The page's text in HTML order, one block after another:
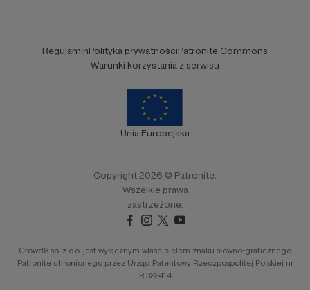
RegulaminPolityka prywatnościPatronite Commons
Warunki korzystania z serwisu
Unia Europejska
Copyright 2026 © Patronite.
Wszelkie prawa
zastrzeżone.
Crowd8 sp. z o.o. jest wyłącznym właścicielem znaku słowno-graficznego
Patronite chronionego przez Urząd Patentowy Rzeczpospolitej Polskiej nr
R.322414